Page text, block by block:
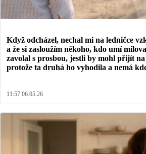
Když odcházel, nechal mi na ledničce
a že si zasloužím někoho, kdo umí
zavolal s prosbou, jestli by mohl přijít
protože ta druhá ho vyhodila a nemá
11:57 06.05.26